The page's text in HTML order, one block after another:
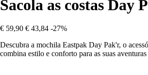
Sacola as costas Day
€ 59,90 € 43,84 -27%
Descubra a mochila Eastpak Day Pak'r, o
combina estilo e conforto para as suas